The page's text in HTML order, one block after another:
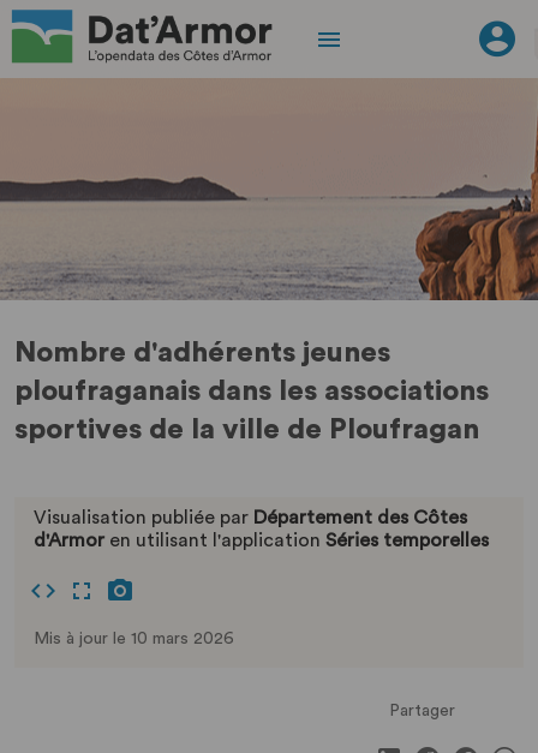
Nombre d'adhérents jeunes
ploufraganais dans les associations
sportives de la ville de Ploufragan
Visualisation publiée par Département des Côtes
d'Armor en utilisant l'application Séries temporelles
Mis à jour le 10 mars 2026
Partager